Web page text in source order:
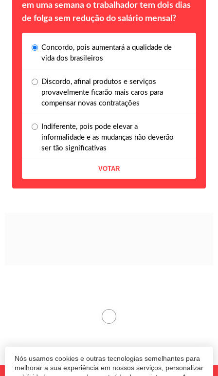
Nós usamos cookies e outras tecnologias semelhantes para
melhorar a sua experiência em nossos serviços, personalizar
em uma semana o trabalhador tem dois dias
de folga sem redução do salário mensal?
Concordo, pois aumentará a qualidade de
vida dos brasileiros
Discordo, afinal produtos e serviços
provavelmente ficarão mais caros para
compensar novas contratações
Indiferente, pois pode elevar a
informalidade e as mudanças não deverão
ser tão significativas